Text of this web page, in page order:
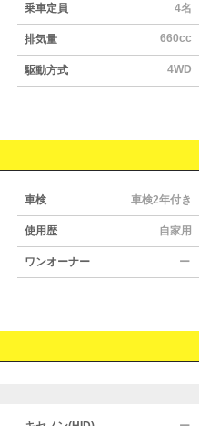
乗車定員 4名
排気量 660cc
駆動方式 4WD
車検 車検2年付き
使用歴 自家用
ワンオーナー ー